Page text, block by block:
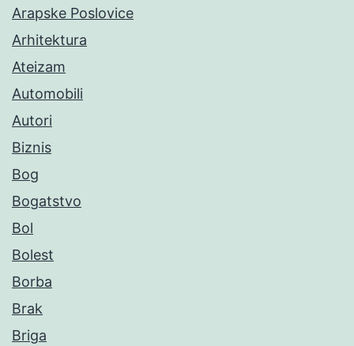
Arapske Poslovice
Arhitektura
Ateizam
Automobili
Autori
Biznis
Bog
Bogatstvo
Bol
Bolest
Borba
Brak
Briga